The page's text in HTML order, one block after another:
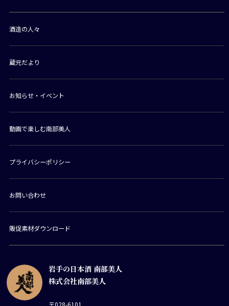
岩手の日本酒 南部美人
株式会社南部美人
酒造の人々
蔵元だより
お知らせ・イベント
動画で楽しむ南部美人
プライバシーポリシー
お問い合わせ
販促素材ダウンロード